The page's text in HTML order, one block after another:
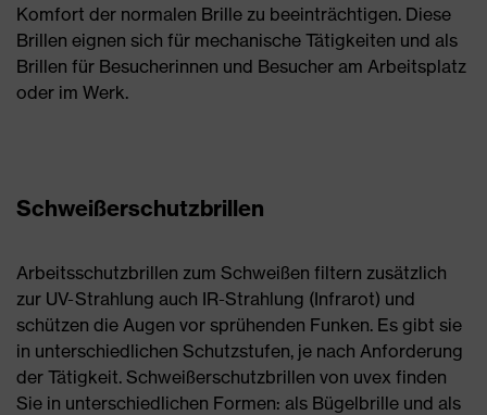
Komfort der normalen Brille zu beeinträchtigen. Diese
Brillen eignen sich für mechanische Tätigkeiten und als
Brillen für Besucherinnen und Besucher am Arbeitsplatz
oder im Werk.
Schweißerschutzbrillen
Arbeitsschutzbrillen zum Schweißen filtern zusätzlich
zur UV-Strahlung auch IR-Strahlung (Infrarot) und
schützen die Augen vor sprühenden Funken. Es gibt sie
in unterschiedlichen Schutzstufen, je nach Anforderung
der Tätigkeit. Schweißerschutzbrillen von uvex finden
Sie in unterschiedlichen Formen: als Bügelbrille und als